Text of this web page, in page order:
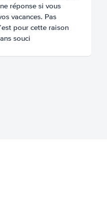
réponse si vous
vacances. Pas
pour cette raison
souci